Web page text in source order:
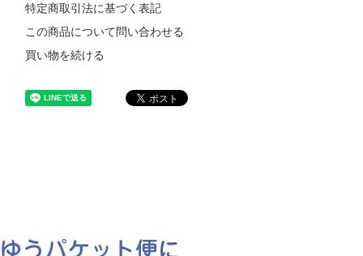
特定商取引法に基づく表記
この商品について問い合わせる
買い物を続ける